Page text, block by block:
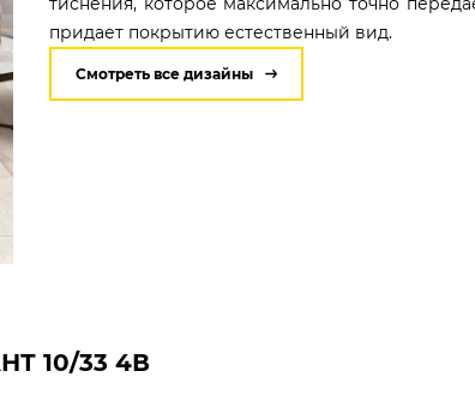
придает покрытию естественный вид.
Смотреть все дизайны
10/33 4В